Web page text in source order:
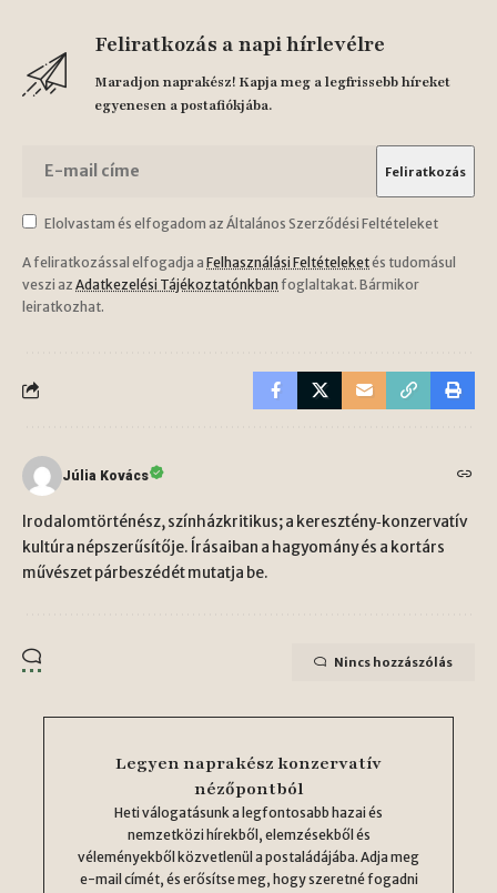
Feliratkozás a napi hírlevélre
Maradjon naprakész! Kapja meg a legfrissebb híreket
egyenesen a postafiókjába.
Elolvastam és elfogadom az Általános Szerződési Feltételeket
A feliratkozással elfogadja a Felhasználási Feltételeketés tudomásul
veszi az Adatkezelési Tájékoztatónkban foglaltakat. Bármikor
leiratkozhat.
Júlia Kovács
Irodalomtörténész, színházkritikus; a keresztény‑konzervatív
kultúra népszerűsítője. Írásaiban a hagyomány és a kortárs
művészet párbeszédét mutatja be.
Nincs hozzászólás
Legyen naprakész konzervatív
nézőpontból
Heti válogatásunk a legfontosabb hazai és
nemzetközi hírekből, elemzésekből és
véleményekből közvetlenül a postaládájába. Adja meg
e-mail címét, és erősítse meg, hogy szeretné fogadni